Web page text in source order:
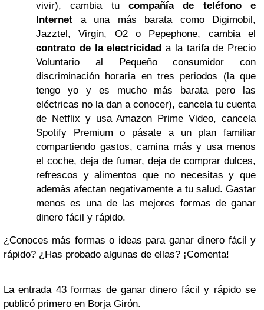
vivir), cambia tu compañía de teléfono e
Internet a una más barata como Digimobil,
Jazztel, Virgin, O2 o Pepephone, cambia el
contrato de la electricidad a la tarifa de Precio
Voluntario al Pequeño consumidor con
discriminación horaria en tres periodos (la que
tengo yo y es mucho más barata pero las
eléctricas no la dan a conocer), cancela tu cuenta
de Netflix y usa Amazon Prime Video, cancela
Spotify Premium o pásate a un plan familiar
compartiendo gastos, camina más y usa menos
el coche, deja de fumar, deja de comprar dulces,
refrescos y alimentos que no necesitas y que
además afectan negativamente a tu salud. Gastar
menos es una de las mejores formas de ganar
dinero fácil y rápido.
¿Conoces más formas o ideas para ganar dinero fácil y
rápido? ¿Has probado algunas de ellas? ¡Comenta!
La entrada 43 formas de ganar dinero fácil y rápido se
publicó primero en Borja Girón.